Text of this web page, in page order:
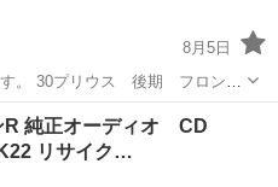
8月5日
ント
全ての写真になります。 よろ
、車外用品
純正オーディオ CD
MD39101ー65K22 リサイク…